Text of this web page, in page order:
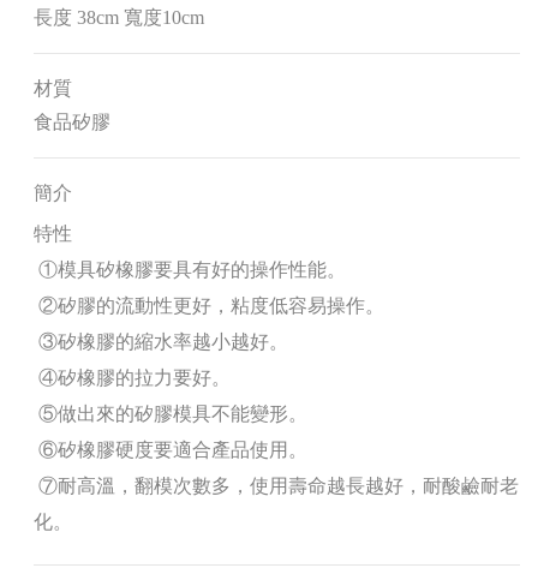
長度 38cm 寬度10cm
材質
食品矽膠
簡介
特性
①模具矽橡膠要具有好的操作性能。
②矽膠的流動性更好，粘度低容易操作。
③矽橡膠的縮水率越小越好。
④矽橡膠的拉力要好。
⑤做出來的矽膠模具不能變形。
⑥矽橡膠硬度要適合產品使用。
⑦耐高溫，翻模次數多，使用壽命越長越好，耐酸鹼耐老
化。